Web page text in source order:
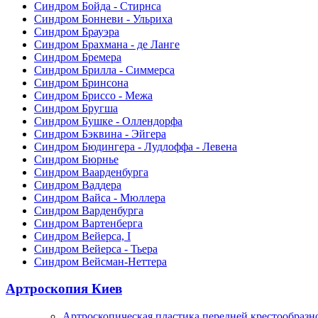
Синдром Бойда - Стирнса
Синдром Бонневи - Ульриха
Синдром Брауэра
Синдром Брахмана - де Ланге
Синдром Бремера
Синдром Брилла - Симмерса
Синдром Бринсона
Синдром Бриссо - Межа
Синдром Бругша
Синдром Бушке - Оллендорфа
Синдром Бэквина - Эйгера
Синдром Бюдингера - Лудлоффа - Левена
Синдром Бюрнье
Синдром Ваарденбурга
Синдром Ваддера
Синдром Вайса - Мюллера
Синдром Варденбурга
Синдром Вартенберга
Синдром Вейерса, I
Синдром Вейерса - Тьера
Синдром Вейсман-Неттера
Артроскопия Киев